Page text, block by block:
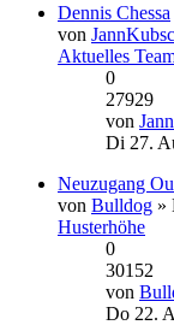
Dennis Chessa
von
Aktuelles
0
27929
von
Di 27.
Neuzugang
von Bulldog »
Husterhöhe
0
30152
von
Do 22.